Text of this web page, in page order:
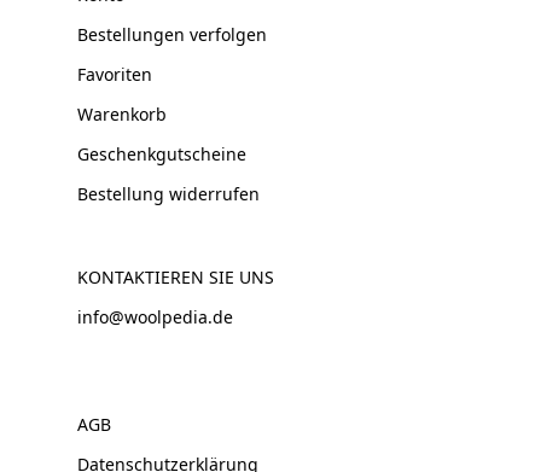
Bestellungen verfolgen
Favoriten
Warenkorb
Geschenkgutscheine
Bestellung widerrufen
KONTAKTIEREN SIE UNS
info@woolpedia.de
AGB
Datenschutzerklärung